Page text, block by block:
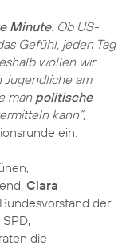
Minute. Ob US-
Gefühl, jeden Tag
wollen wir
Jugendliche am
man politische
kann“,
ein.
Clara
der
SPD,
die